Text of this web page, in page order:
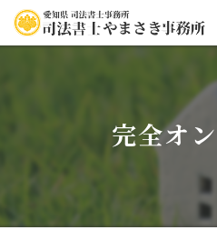
完全オ